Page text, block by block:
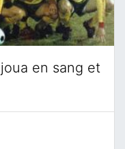
en sang et